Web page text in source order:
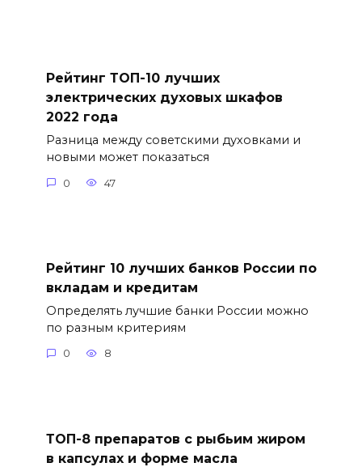
Рейтинг ТОП-10 лучших
электрических духовых шкафов
2022 года
Разница между советскими духовками и
новыми может показаться
0 47
Рейтинг 10 лучших банков России по
вкладам и кредитам
Определять лучшие банки России можно
по разным критериям
0 8
ТОП-8 препаратов с рыбьим жиром
в капсулах и форме масла